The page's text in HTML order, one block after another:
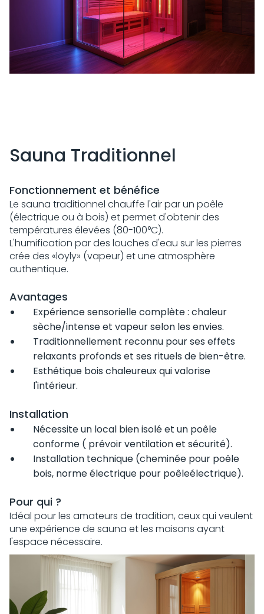
Sauna Traditionnel
Fonctionnement et bénéfice
Le sauna traditionnel chauffe l'air par un poêle
(électrique ou à bois) et permet d'obtenir des
températures élevées (80-100°C).
L'humification par des louches d'eau sur les pierres
crée des «löyly» (vapeur) et une atmosphère
authentique.
Avantages
Expérience sensorielle complète : chaleur
sèche/intense et vapeur selon les envies.
Traditionnellement reconnu pour ses effets
relaxants profonds et ses rituels de bien-être.
Esthétique bois chaleureux qui valorise
l'intérieur.
Installation
Nécessite un local bien isolé et un poêle
conforme ( prévoir ventilation et sécurité).
Installation technique (cheminée pour poêle
bois, norme électrique pour poêleélectrique).
Pour qui ?
Idéal pour les amateurs de tradition, ceux qui veulent
une expérience de sauna et les maisons ayant
l'espace nécessaire.